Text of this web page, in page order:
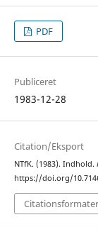
PDF
Publiceret
1983-12-28
Citation/Eksport
NTfK. (1983). Indhold.
https://doi.org/
Citationsformater